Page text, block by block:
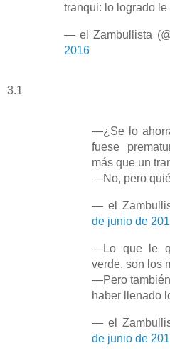
tranqui: lo logrado
— el Zambullista
2016
3.1
—¿Se lo
fuese
más que un
—No, pero
— el
de junio de
—Lo que le
verde, son los
—Pero
haber llenado
— el
de junio de